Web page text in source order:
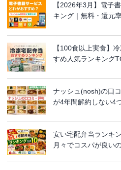
【2026年3月】電子
キング｜無料・還元
【100食以上実食】
すめ人気ランキング
ナッシュ(nosh)の口
が4年間解約しない4
安い宅配弁当ランキ
月々でコスパが良い